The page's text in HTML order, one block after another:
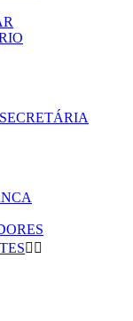
 